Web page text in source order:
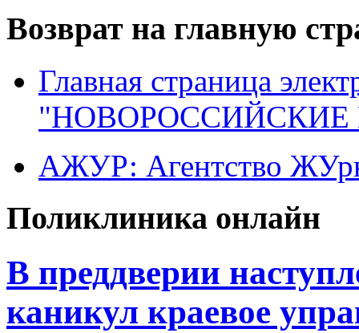
Возврат на главную
Главная страница
"НОВОРОССИЙСКИЕ
АЖУР: Агентство
Поликлиника онлайн
В преддверии
каникул краевое